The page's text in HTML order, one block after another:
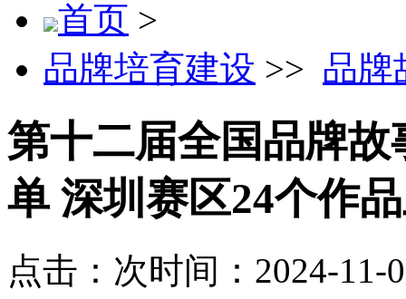
首页 >
品牌培育建设 >> 品牌
第十二届全国品牌
单 深圳赛区24个作
点击： 次时间：2024-11-